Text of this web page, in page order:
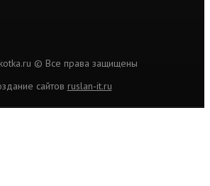
© Все права защищены
сайтов ruslan-it.ru